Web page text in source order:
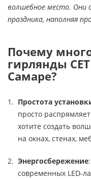
волшебное место. Они
праздника, наполняя
Почему
гирлянды
Самаре?
Простота
просто
хотите создать
на окнах, стенах,
Энергосбережение
современных LED-